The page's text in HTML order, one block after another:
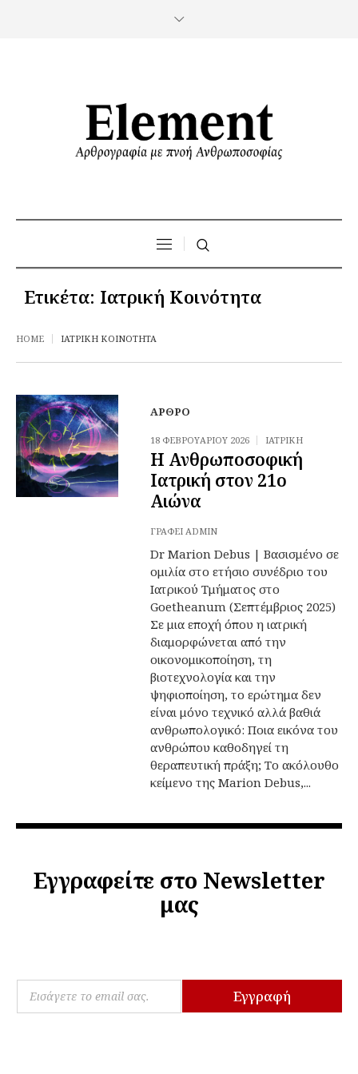
Ετικέτα: Ιατρική Κοινότητα
HOME ΙΑΤΡΙΚΉ ΚΟΙΝΌΤΗΤΑ
ΆΡΘΡΟ
18 ΦΕΒΡΟΥΑΡΊΟΥ 2026 ΙΑΤΡΙΚΉ
Η Ανθρωποσοφική
Ιατρική στον 21ο
Αιώνα
ΓΡΆΦΕΙ ADMIN
Dr Marion Debus | Βασισμένο σε
ομιλία στο ετήσιο συνέδριο του
Ιατρικού Τμήματος στο
Goetheanum (Σεπτέμβριος 2025)
Σε μια εποχή όπου η ιατρική
διαμορφώνεται από την
οικονομικοποίηση, τη
βιοτεχνολογία και την
ψηφιοποίηση, το ερώτημα δεν
είναι μόνο τεχνικό αλλά βαθιά
ανθρωπολογικό: Ποια εικόνα του
ανθρώπου καθοδηγεί τη
θεραπευτική πράξη; Το ακόλουθο
κείμενο της Marion Debus,...
Εγγραφείτε στο Newsletter
μας
E
a
Εγγραφή